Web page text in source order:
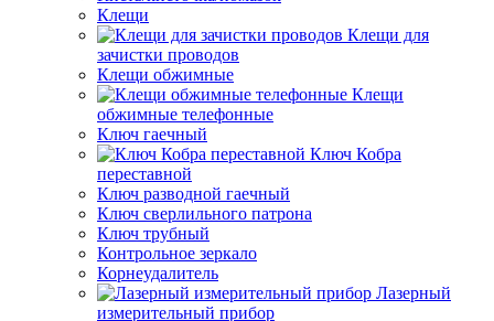
Клещи
Клещи для
зачистки проводов
Клещи обжимные
Клещи
обжимные телефонные
Ключ гаечный
Ключ Кобра
переставной
Ключ разводной гаечный
Ключ сверлильного патрона
Ключ трубный
Контрольное зеркало
Корнеудалитель
Лазерный
измерительный прибор